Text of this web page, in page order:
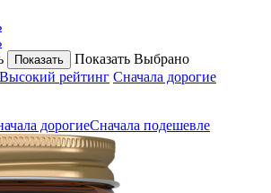
Показать Выбрано
Высокий рейтинг Сначала дорогие
дорогиеСначала подешевле